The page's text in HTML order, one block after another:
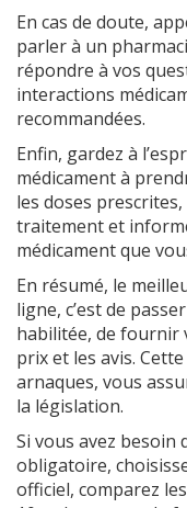
En cas de doute,
parler à un
répondre à vos
interactions
recommandées.
Enfin, gardez à
médicament à
les doses
traitement et
médicament que
En résumé, le
ligne, c’est de
habilitée, de fournir
prix et les avis.
arnaques, vous
la législation.
Si vous avez besoin
obligatoire,
officiel, comparez